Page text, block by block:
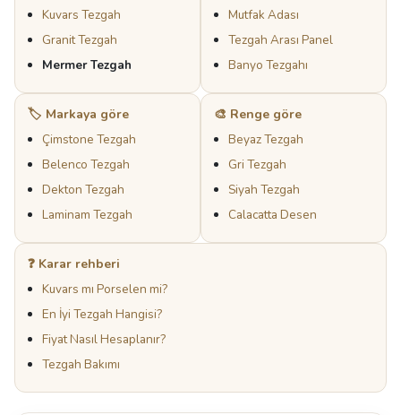
Kuvars Tezgah
Granit Tezgah
Mermer Tezgah
Mutfak Adası
Tezgah Arası Panel
Banyo Tezgahı
🏷️ Markaya göre
Çimstone Tezgah
Belenco Tezgah
Dekton Tezgah
Laminam Tezgah
🎨 Renge göre
Beyaz Tezgah
Gri Tezgah
Siyah Tezgah
Calacatta Desen
❓ Karar rehberi
Kuvars mı Porselen mi?
En İyi Tezgah Hangisi?
Fiyat Nasıl Hesaplanır?
Tezgah Bakımı